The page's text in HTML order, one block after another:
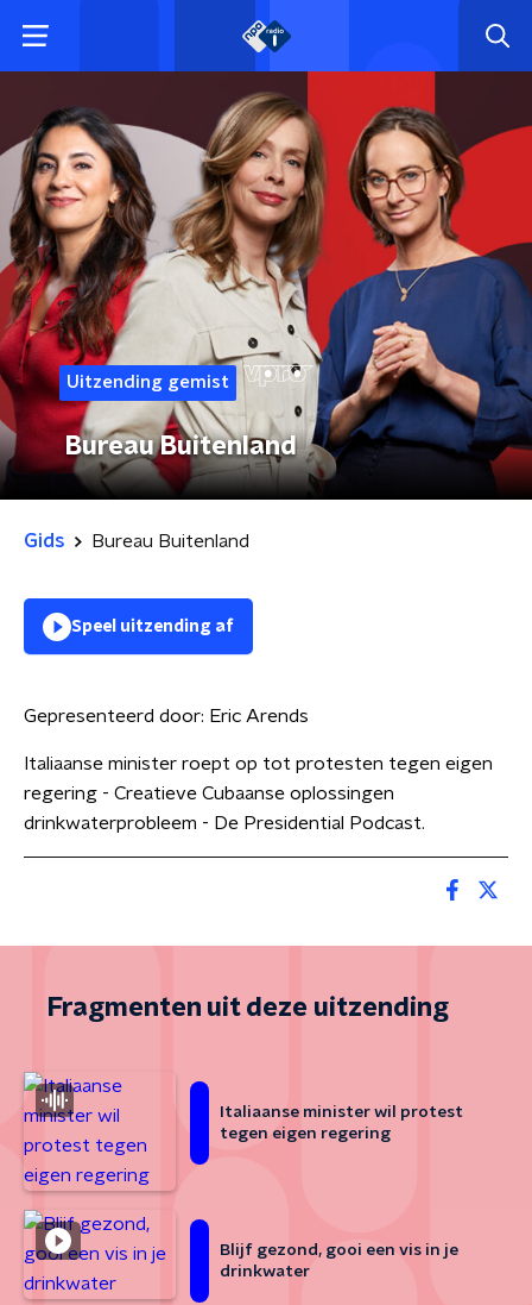
Uitzending gemist
Bureau Buitenland
Gids Bureau Buitenland
Speel uitzending af
Gepresenteerd door: Eric Arends
Italiaanse minister roept op tot protesten tegen eigen
regering - Creatieve Cubaanse oplossingen
drinkwaterprobleem - De Presidential Podcast.
Fragmenten uit deze uitzending
Italiaanse minister wil protest
tegen eigen regering
Blijf gezond, gooi een vis in je
drinkwater